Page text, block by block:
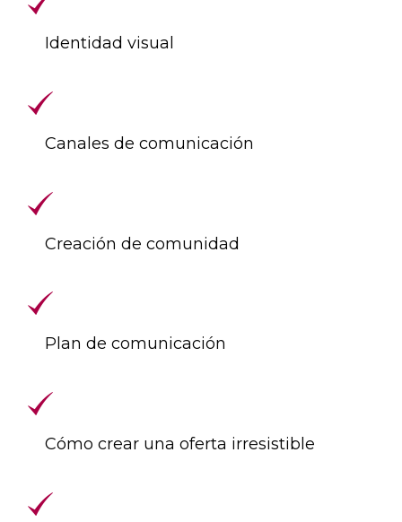
Identidad visual
Canales de comunicación
Creación de comunidad
Plan de comunicación
Cómo crear una oferta irresistible